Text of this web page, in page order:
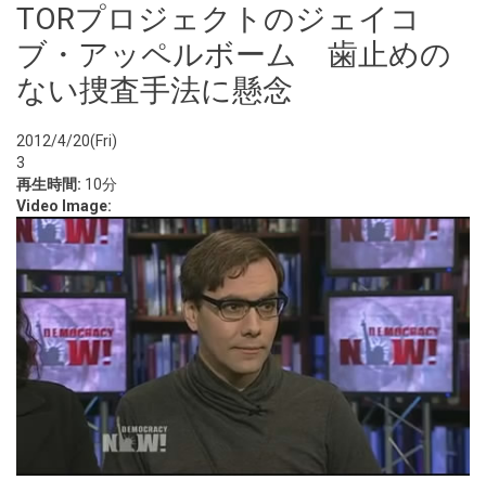
TORプロジェクトのジェイコ
ブ・アッペルボーム 歯止めの
ない捜査手法に懸念
2012/4/20(Fri)
3
再生時間: 10分
Video Image: